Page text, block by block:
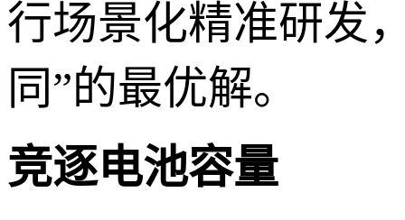
行场景化精准研发
同”的最优解。
竞逐电池容量